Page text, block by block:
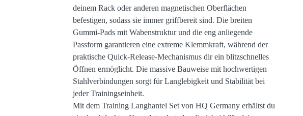
deinem Rack oder anderen magnetischen Oberflächen
befestigen, sodass sie immer griffbereit sind. Die breiten
Gummi-Pads mit Wabenstruktur und die eng anliegende
Passform garantieren eine extreme Klemmkraft, während der
praktische Quick-Release-Mechanismus dir ein blitzschnelles
Öffnen ermöglicht. Die massive Bauweise mit hochwertigen
Stahlverbindungen sorgt für Langlebigkeit und Stabilität bei
jeder Trainingseinheit.
Mit dem Training Langhantel Set von HQ Germany erhältst du